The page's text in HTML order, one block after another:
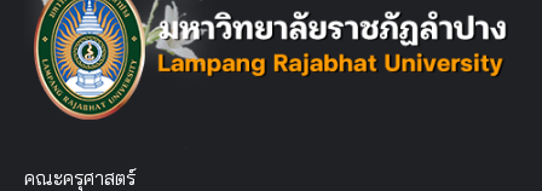
คณะครุศาสตร์